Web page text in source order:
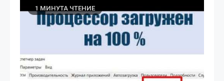
1 МИНУТА ЧТЕНИЕ